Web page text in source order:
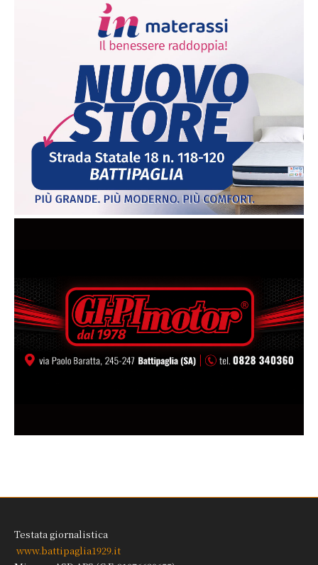
Testata giornalistica
www.battipaglia1929.it